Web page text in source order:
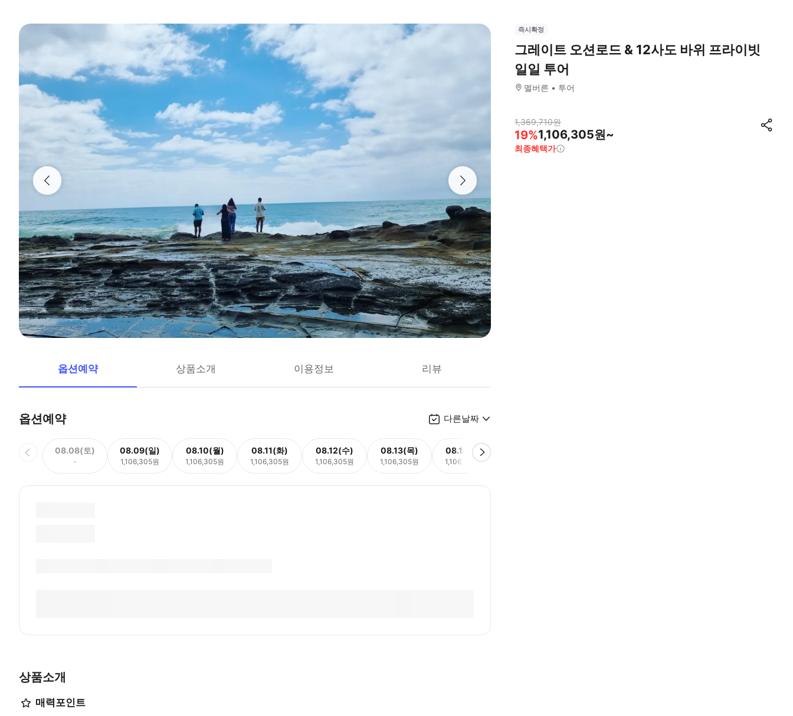
옵션예약 상품소개 이용정보 리뷰
옵션예약 다른날짜
08.08(토)
-
08.09(일)
1,106,305원
08.10(월)
1,106,305원
08.11(화)
1,106,305원
08.12(수)
1,106,305원
08.13(목)
1,106,305원
08.14(금)
1,106,305원
상품소개
매력포인트
즉시확정
그레이트 오션로드 & 12사도 바위 프라이빗
일일 투어
멜버른 투어
1,369,710원
19%1,106,305원~
최종혜택가